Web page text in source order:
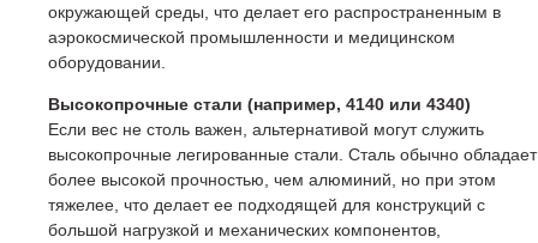
окружающей среды, что делает его распространенным в
аэрокосмической промышленности и медицинском
оборудовании.
Высокопрочные стали (например, 4140 или 4340)
Если вес не столь важен, альтернативой могут служить
высокопрочные легированные стали. Сталь обычно обладает
более высокой прочностью, чем алюминий, но при этом
тяжелее, что делает ее подходящей для конструкций с
большой нагрузкой и механических компонентов,